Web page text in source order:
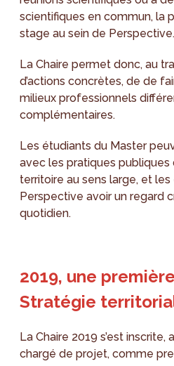
scientifiques en commun, la
stage au sein de Perspective.
La Chaire permet donc, au
d’actions concrètes, de de
milieux professionnels
complémentaires.
Les étudiants du Master
avec les pratiques publiques
territoire au sens large, et
Perspective avoir un regard
quotidien.
2019, une
Stratégie
La Chaire 2019 s’est inscrite,
chargé de projet, comme